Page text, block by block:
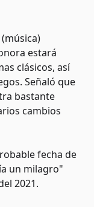
estará
clásicos, así
Señaló que
bastante
cambios
fecha de
un milagro"
2021.